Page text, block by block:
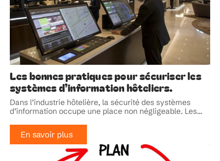
Les bonnes pratiques pour sécuriser les
systèmes d’information hôteliers.
Dans l’industrie hôtelière, la sécurité des systèmes
d’information occupe une place non négligeable. Les…
En savoir plus